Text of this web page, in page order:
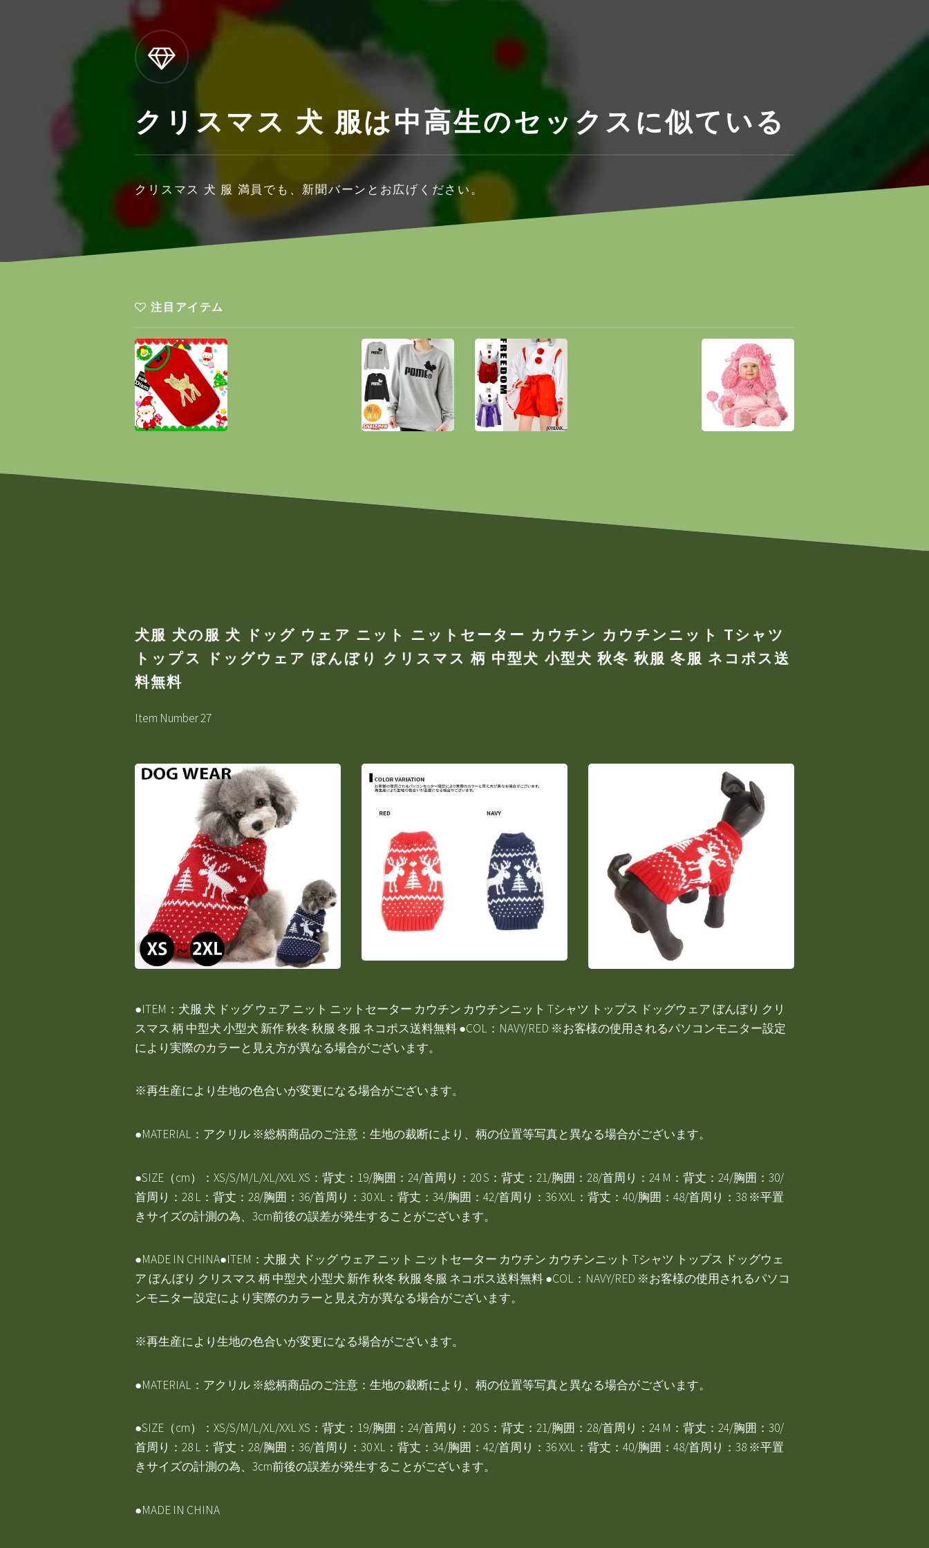
クリスマス 犬 服は中高生のセックスに似ている
クリスマス 犬 服 満員でも、新聞バーンとお広げください。
注目アイテム
犬服 犬の服 犬 ドッグ ウェア ニット ニットセーター カウチン カウチンニット Tシャツ
トップス ドッグウェア ぼんぼり クリスマス 柄 中型犬 小型犬 秋冬 秋服 冬服 ネコポス送
料無料
Item Number 27
●ITEM：犬服 犬 ドッグ ウェア ニット ニットセーター カウチン カウチンニット Tシャツ トップス ドッグウェア ぼんぼり クリ
スマス 柄 中型犬 小型犬 新作 秋冬 秋服 冬服 ネコポス送料無料 ●COL：NAVY/RED ※お客様の使用されるパソコンモニター設定
により実際のカラーと見え方が異なる場合がございます。
※再生産により生地の色合いが変更になる場合がございます。
●MATERIAL：アクリル ※総柄商品のご注意：生地の裁断により、柄の位置等写真と異なる場合がございます。
●SIZE（cm）：XS/S/M/L/XL/XXL XS：背丈：19/胸囲：24/首周り：20 S：背丈：21/胸囲：28/首周り：24 M：背丈：24/胸囲：30/
首周り：28 L：背丈：28/胸囲：36/首周り：30 XL：背丈：34/胸囲：42/首周り：36 XXL：背丈：40/胸囲：48/首周り：38 ※平置
きサイズの計測の為、3cm前後の誤差が発生することがございます。
●MADE IN CHINA●ITEM：犬服 犬 ドッグ ウェア ニット ニットセーター カウチン カウチンニット Tシャツ トップス ドッグウェ
ア ぼんぼり クリスマス 柄 中型犬 小型犬 新作 秋冬 秋服 冬服 ネコポス送料無料 ●COL：NAVY/RED ※お客様の使用されるパソコ
ンモニター設定により実際のカラーと見え方が異なる場合がございます。
※再生産により生地の色合いが変更になる場合がございます。
●MATERIAL：アクリル ※総柄商品のご注意：生地の裁断により、柄の位置等写真と異なる場合がございます。
●SIZE（cm）：XS/S/M/L/XL/XXL XS：背丈：19/胸囲：24/首周り：20 S：背丈：21/胸囲：28/首周り：24 M：背丈：24/胸囲：30/
首周り：28 L：背丈：28/胸囲：36/首周り：30 XL：背丈：34/胸囲：42/首周り：36 XXL：背丈：40/胸囲：48/首周り：38 ※平置
きサイズの計測の為、3cm前後の誤差が発生することがございます。
●MADE IN CHINA